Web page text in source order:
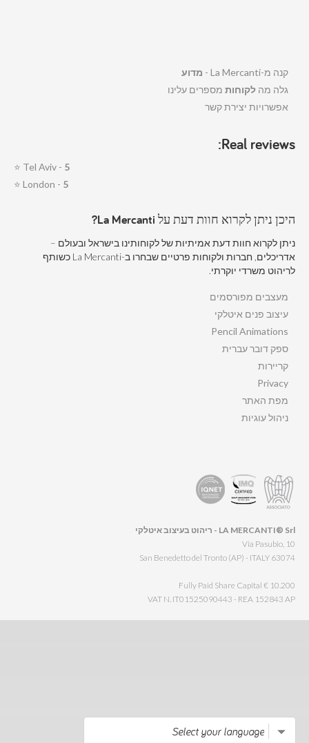
קנה מ-La Mercanti -
מדוע
גלה מה לקוחות מספרים עלינו
אפשרויות יצירת קשר
Real reviews:
Tel Aviv - 5
⭐
London - 5
⭐
היכן ניתן לקרוא חוות דעת על La Mercanti?
ניתן לקרוא חוות דעת אמיתיות של לקוחותינו בישראל ובעולם –
אדריכלים, חברות ולקוחות פרטיים שבחרו ב-La Mercanti כשותף
לריהוט משרדי יוקרתי.
מעצבים מפורסמים
עיצוב פנים איטלקי
Pencil Animations
ספק דובר עברית
קריירות
Privacy
מפת האתר
ניהול עוגיות
LA MERCANTI® Srl - ריהוט בעיצוב איטלקי
Via Pasubio, 10
63074 San Benedetto del Tronto (AP) - ITALY
Fully Paid Share Capital € 10.200
VAT N. IT01525090443 - REA 152843 AP